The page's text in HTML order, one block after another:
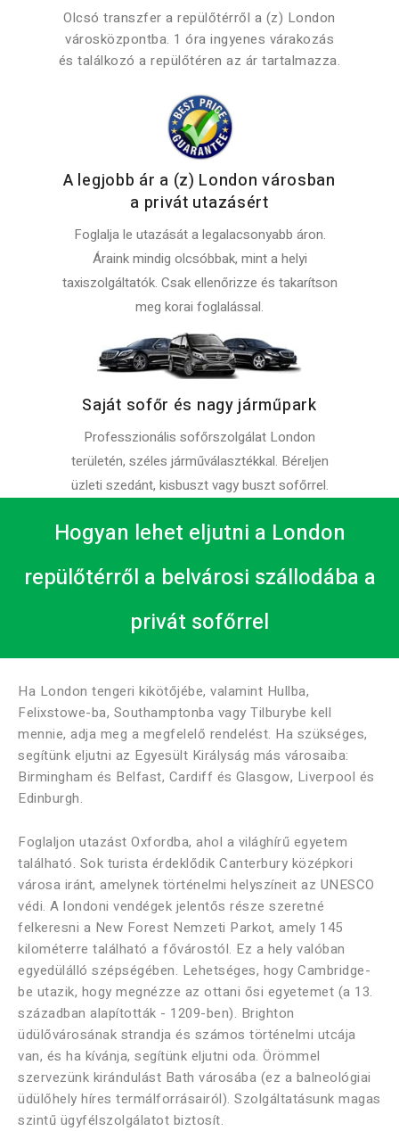
Olcsó transzfer a repülőtérről a (z) London
városközpontba. 1 óra ingyenes várakozás
és találkozó a repülőtéren az ár tartalmazza.
A legjobb ár a (z) London városban
a privát utazásért
Foglalja le utazását a legalacsonyabb áron.
Áraink mindig olcsóbbak, mint a helyi
taxiszolgáltatók. Csak ellenőrizze és takarítson
meg korai foglalással.
Saját sofőr és nagy járműpark
Professzionális sofőrszolgálat London
területén, széles járműválasztékkal. Béreljen
üzleti szedánt, kisbuszt vagy buszt sofőrrel.
Hogyan lehet eljutni a London
repülőtérről a belvárosi szállodába a
privát sofőrrel
Ha London tengeri kikötőjébe, valamint Hullba,
Felixstowe-ba, Southamptonba vagy Tilburybe kell
mennie, adja meg a megfelelő rendelést. Ha szükséges,
segítünk eljutni az Egyesült Királyság más városaiba:
Birmingham és Belfast, Cardiff és Glasgow, Liverpool és
Edinburgh.
Foglaljon utazást Oxfordba, ahol a világhírű egyetem
található. Sok turista érdeklődik Canterbury középkori
városa iránt, amelynek történelmi helyszíneit az UNESCO
védi. A londoni vendégek jelentős része szeretné
felkeresni a New Forest Nemzeti Parkot, amely 145
kilométerre található a fővárostól. Ez a hely valóban
egyedülálló szépségében. Lehetséges, hogy Cambridge-
be utazik, hogy megnézze az ottani ősi egyetemet (a 13.
században alapították - 1209-ben). Brighton
üdülővárosának strandja és számos történelmi utcája
van, és ha kívánja, segítünk eljutni oda. Örömmel
szervezünk kirándulást Bath városába (ez a balneológiai
üdülőhely híres termálforrásairól). Szolgáltatásunk magas
szintű ügyfélszolgálatot biztosít.